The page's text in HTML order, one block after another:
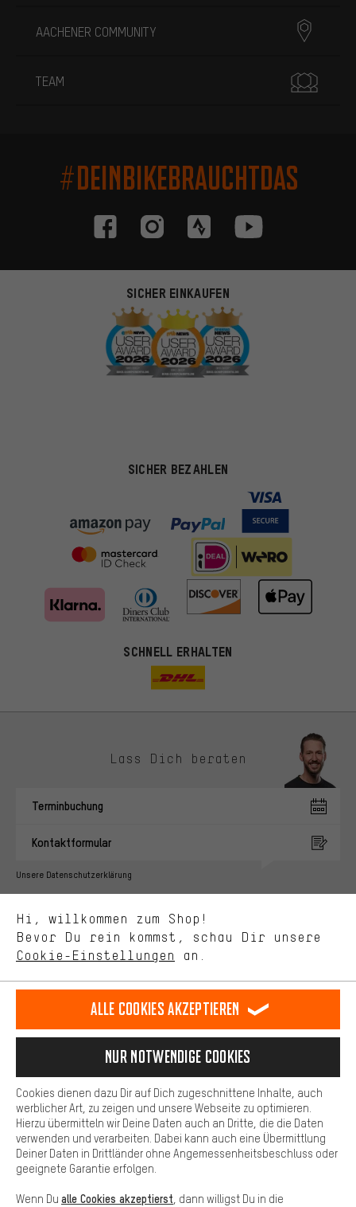
AACHENER COMMUNITY
TEAM
#DEINBIKEBRAUCHTDAS
SICHER EINKAUFEN
SICHER BEZAHLEN
SCHNELL ERHALTEN
Lass Dich beraten
Terminbuchung
Kontaktformular
Unsere Datenschutzerklärung
Sprache"
Deutsch
DE english
EN español
ES français
FR
VERTRAG WIDERRUFEN Aachener Community Affiliateprogramm
Datenschutz Allgemeine Geschäftsbedingungen
Hinweisgebersystem Hinweise zur Batterieentsorgung
Cookie-Einstellungen Kontrast ändern
Alle Preise verstehen sich in Euro und exkl. MwSt zuzüglich
Versandkostenfür Lieferung nachUSA.
Hi, willkommen zum Shop!
Bevor Du rein kommst, schau Dir unsere
Cookie-Einstellungen an.
Du bekommst, statt zufälliger Werbung, genauer passende
Angebote von uns. Diese Cookies helfen uns, Deine Interessen
zeigen.
Bessere Leistung
Uns interessiert, was Du in unserem Shop suchst und brauchst.
selbst Einfluss auf die Verbesserung unserer Webseite und
unseres Shop-Angebots.
Dein Shopping-Erlebnis wird komfortabler. Mit Komfort-Cookies
stellen wir Verknüpfungen zu Social Media Plattformen her. So
können wir dir weitere nützliche Inhalte und Informationen zur
Verfügung stellen. Zudem hast du die Möglichkeit zusätzliche
Services zu nutzen, die es dir erleichtern die richtigen Produkte zu
finden. Beispielsweise bieten wir eine Chat-Funktion an, damit
Fragen schnell und unkompliziert beantwortet werden können.
Basis
Basis-Cookies gewährleisten, dass Du unsere Webseite
grundsätzlich nutzen kannst.
Alle Cookies akzeptieren
Nur Notwendige Cookies
Cookies dienen dazu Dir auf Dich zugeschnittene Inhalte, auch
werblicher Art, zu zeigen und unsere Webseite zu optimieren.
Hierzu übermitteln wir Deine Daten auch an Dritte, die die Daten
verwenden und verarbeiten. Dabei kann auch eine Übermittlung
Deiner Daten in Drittländer ohne Angemessenheitsbeschluss oder
geeignete Garantie erfolgen.
Wenn Du alle Cookies akzeptierst , dann willigst Du in die